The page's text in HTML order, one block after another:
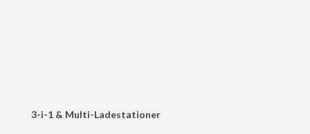
3-i-1 & Multi-Ladestationer